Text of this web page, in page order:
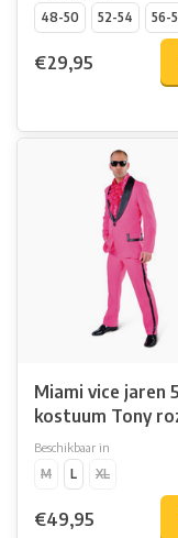
48-50
52-54 56-
€29,95
Miami vice jaren
kostuum Tony
Beschikbaar in
M
L XL
€49,95